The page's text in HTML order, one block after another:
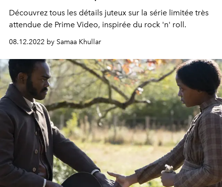
Découvrez tous les détails juteux sur la série limitée très
attendue de Prime Video, inspirée du rock 'n' roll.
08.12.2022 by Samaa Khullar